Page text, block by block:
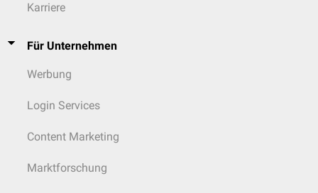
Karriere
Für Unternehmen
Werbung
Login Services
Content Marketing
Marktforschung